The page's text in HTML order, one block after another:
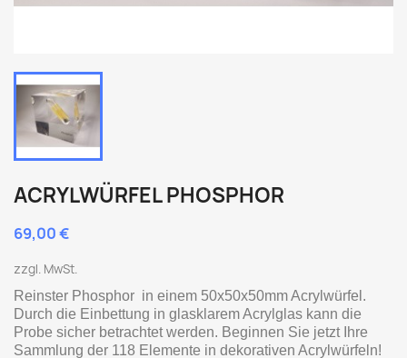
ACRYLWÜRFEL PHOSPHOR
69,00 €
zzgl. MwSt.
Reinster Phosphor in einem 50x50x50mm Acrylwürfel.
Durch die Einbettung in glasklarem Acrylglas kann die
Probe sicher betrachtet werden. Beginnen Sie jetzt Ihre
Sammlung der 118 Elemente in dekorativen Acrylwürfeln!